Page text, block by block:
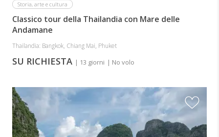
Storia, arte e cultura
Classico tour della Thailandia con Mare delle
Andamane
Thailandia: Bangkok, Chiang Mai, Phuket
SU RICHIESTA | 13 giorni | No volo